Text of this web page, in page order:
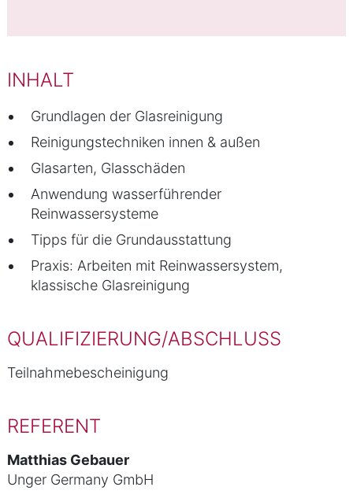
INHALT
Grundlagen der Glasreinigung
Reinigungstechniken innen & außen
Glasarten, Glasschäden
Anwendung wasserführender
Reinwassersysteme
Tipps für die Grundausstattung
Praxis: Arbeiten mit Reinwassersystem,
klassische Glasreinigung
QUALIFIZIERUNG/ABSCHLUSS
Teilnahmebescheinigung
REFERENT
Matthias Gebauer
Unger Germany GmbH